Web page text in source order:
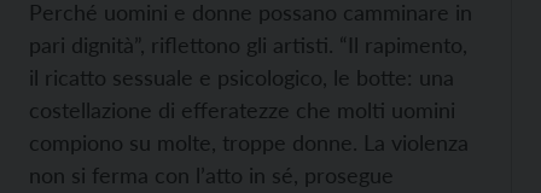
Perché uomini e donne possano camminare in
pari dignità”, riflettono gli artisti. “Il rapimento,
il ricatto sessuale e psicologico, le botte: una
costellazione di efferatezze che molti uomini
compiono su molte, troppe donne. La violenza
non si ferma con l’atto in sé, prosegue